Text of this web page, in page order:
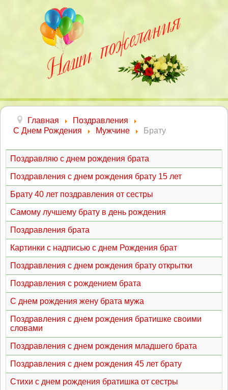
Главная
Поздравления
С Днем Рождения
Мужчине Брату
Поздравляю с днем рождения брата
Поздравления с днем рождения брату 15 лет
Брату 40 лет поздравления от сестры
Самому лучшему брату в день рождения
Поздравления брата
Картинки с надписью с днем Рождения брат
Поздравления с днем рождения брату открытки
Поздравления с рождением брата
С днем рождения жену брата мужа
Поздравления с днем рождения братишке своими
словами
Поздравления с днем рождения младшего брата
Поздравления с днем рождения 45 лет брату
Стихи с днем рождения братишка от сестры